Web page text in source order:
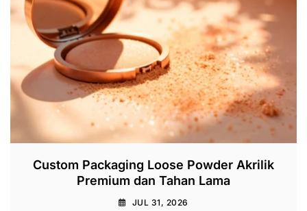
Custom Packaging Loose Powder Akrilik
Premium dan Tahan Lama
JUL 31, 2026